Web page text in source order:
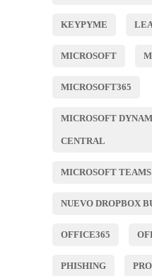
KEYPYME
MICROSOFT
MICROSOFT365
MICROSOFT
CENTRAL
MICROSOFT TEAMS
NUEVO DROPBOX
OFFICE365
PHISHING